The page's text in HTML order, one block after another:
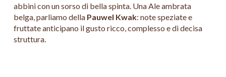
abbini con un sorso di bella spinta. Una Ale ambrata
belga, parliamo della Pauwel Kwak: note speziate e
fruttate anticipano il gusto ricco, complesso e di decisa
struttura.